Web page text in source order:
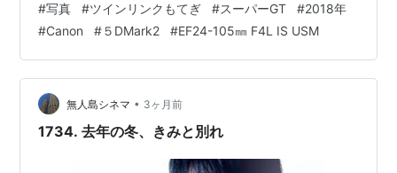
3月4日
第90回アカデミー賞において「メーキャップ&ヘアス
タイリング」部門を辻一弘氏が受賞。同部門の日本
人受賞は初
で。。。 応援よろしくお願いします。 ランキング参加中
写真・カメラランキング参加中SONYのカメラ ランキン
グ参加中デジイチ（デジタル一眼レフ・ミラーレス一
眼）ランキング参加中コンデジ部 ランキング参加中goo
からきましたランキング参加中goo blog 転生組 ランキン
グ参加中【…
#写真 #ツインリンクもてぎ #スーパーGT #2018年
#Canon #５DMark2 #EF24-105㎜ F4L IS USM
無人島シネマ • 3ヶ月前
1734. 去年の冬、きみと別れ